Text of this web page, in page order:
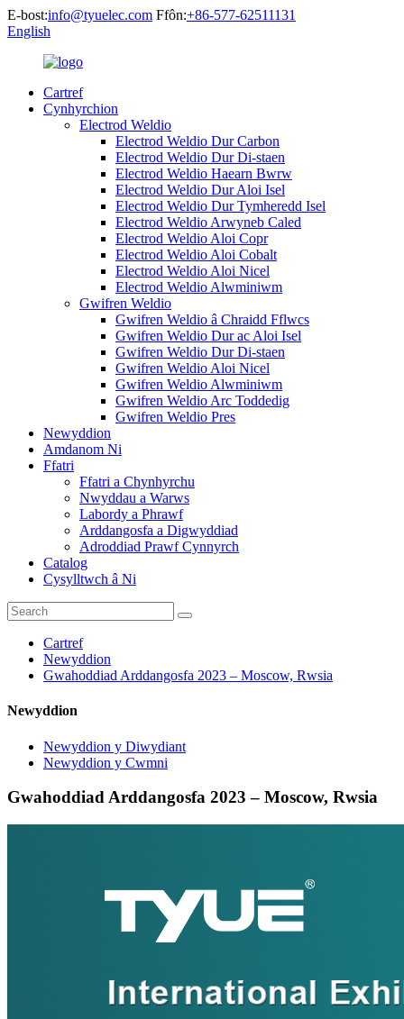
E-bost:info@tyuelec.com Ffôn:+86-577-62511131
English
Cartref
Cynhyrchion
Electrod Weldio
Electrod Weldio Dur Carbon
Electrod Weldio Dur Di-staen
Electrod Weldio Haearn Bwrw
Electrod Weldio Dur Aloi Isel
Electrod Weldio Dur Tymheredd Isel
Electrod Weldio Arwyneb Caled
Electrod Weldio Aloi Copr
Electrod Weldio Aloi Cobalt
Electrod Weldio Aloi Nicel
Electrod Weldio Alwminiwm
Gwifren Weldio
Gwifren Weldio â Chraidd Fflwcs
Gwifren Weldio Dur ac Aloi Isel
Gwifren Weldio Dur Di-staen
Gwifren Weldio Aloi Nicel
Gwifren Weldio Alwminiwm
Gwifren Weldio Arc Toddedig
Gwifren Weldio Pres
Newyddion
Amdanom Ni
Ffatri
Ffatri a Chynhyrchu
Nwyddau a Warws
Labordy a Phrawf
Arddangosfa a Digwyddiad
Adroddiad Prawf Cynnyrch
Catalog
Cysylltwch â Ni
Cartref
Newyddion
Gwahoddiad Arddangosfa 2023 – Moscow, Rwsia
Newyddion
Newyddion y Diwydiant
Newyddion y Cwmni
Gwahoddiad Arddangosfa 2023 – Moscow, Rwsia